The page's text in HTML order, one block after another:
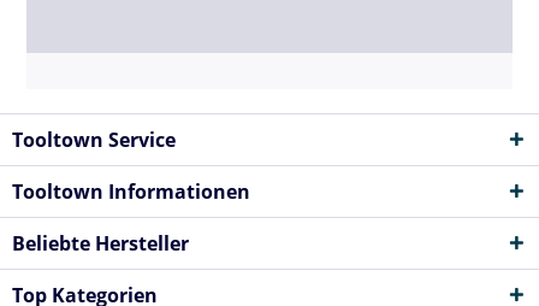
Tooltown Service
Tooltown Informationen
Beliebte Hersteller
Top Kategorien